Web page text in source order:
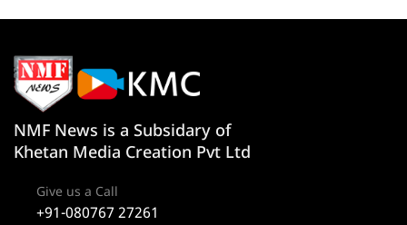
NMF News is a Subsidary of
Khetan Media Creation Pvt Ltd
Give us a Call
+91-080767 27261